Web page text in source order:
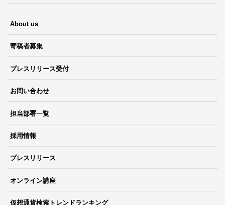
About us
寄稿者募集
プレスリリース受付
お問い合わせ
担当部署一覧
採用情報
プレスリリース
オンライン講座
仮想通貨検索トレンドランキング